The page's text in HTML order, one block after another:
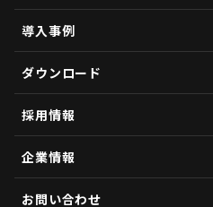
導入事例
ダウンロード
採用情報
企業情報
お問い合わせ